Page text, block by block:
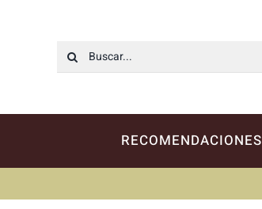
Buscar:
RECOMENDACIONES